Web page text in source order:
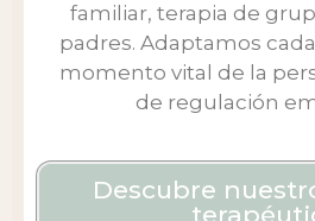
familiar, terapia de
padres. Adaptamos
momento vital de la
de regulación
Descubre